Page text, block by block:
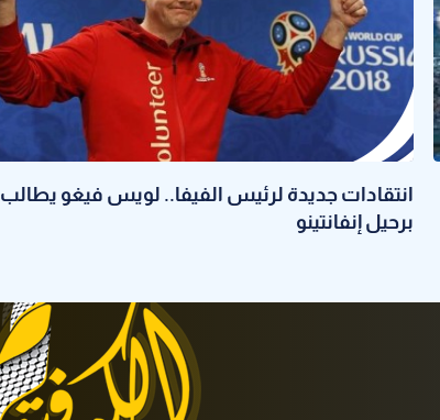
انتقادات جديدة لرئيس الفيفا.. لويس فيغو يطالب
برحيل إنفانتينو